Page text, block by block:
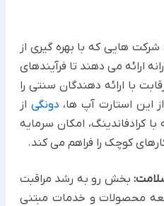
شرکت هایی که با بهره گیری از
ارائه می دهند تا فرآیندهای
با ارائه دهندگان سنتی را
این استارت آپ ها، دونگی از
کرادفاندینگ، امکان سرمایه
کوچک را فراهم می کند.
بخش رو به رشد مراقبت
محصولات و خدمات مبتنی